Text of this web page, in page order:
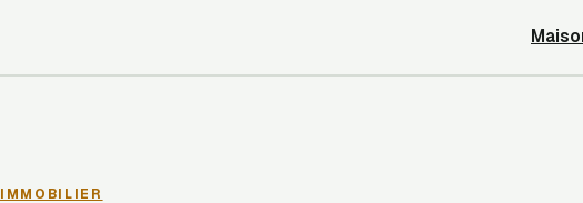
IMMOBILIER